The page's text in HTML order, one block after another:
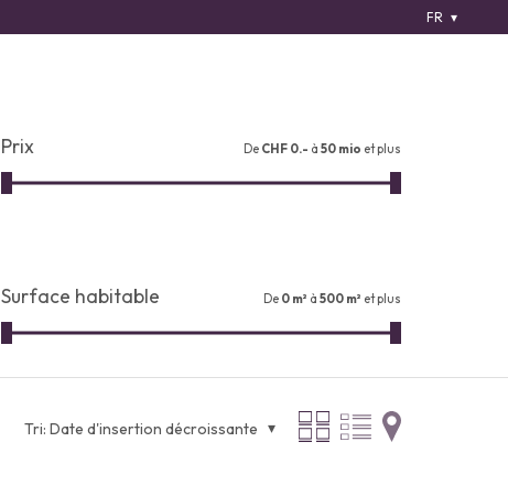
FR
Prix De CHF 0.- à 50 mio et plus
Surface habitable De 0 m² à 500 m² et plus
Tri: Date d'insertion décroissante